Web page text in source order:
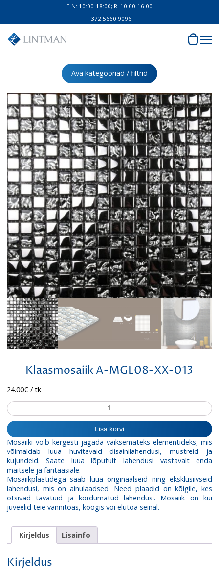
E-N: 10:00-18:00; R: 10:00-16:00
+372 5660 9096
Ava kategooriad / filtrid
Klaasmosaiik A-MGL08-XX-013
24.00€/ tk
Klaasmosaiik
A-
MGL08-
XX-
013
kogus
Lisa korvi
Mosaiiki võib kergesti jagada väiksemateks elementideks, mis
võimaldab luua huvitavaid disainilahendusi, mustreid ja
kujundeid. Saate luua lõputult lahendusi vastavalt enda
maitsele ja fantaasiale.
Mosaiikplaatidega saab luua originaalseid ning eksklusiivseid
lahendusi, mis on ainulaadsed. Need plaadid on kõigile, kes
otsivad tavatuid ja kordumatud lahendusi. Mosaiik on kui
juveelid teie vannitoas, köögis või elutoa seinal.
Kirjeldus Lisainfo
Kirjeldus